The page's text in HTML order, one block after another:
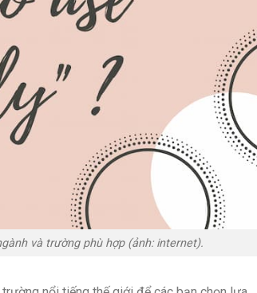
và trường phù hợp (ảnh: internet).